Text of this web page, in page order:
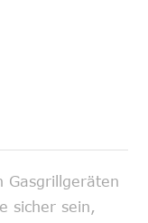
Gasgrillgeräten
sicher sein,